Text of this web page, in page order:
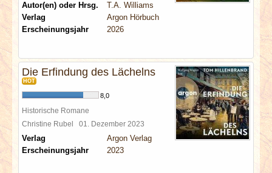
Autor(en) oder Hrsg.
T.A. Williams
Verlag
Argon Hörbuch
Erscheinungsjahr
2026
Die Erfindung des Lächelns
HOT
8,0
Historische Romane
Christine Rubel 01. Dezember 2023
Verlag
Argon Verlag
Erscheinungsjahr
2023